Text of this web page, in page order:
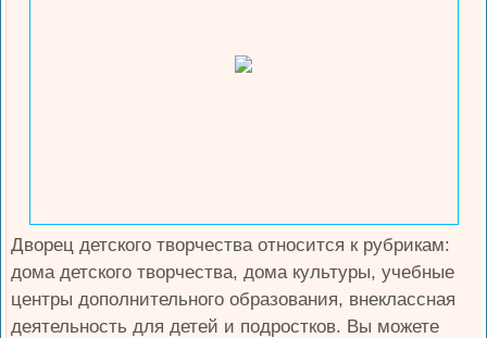
Дворец детского творчества относится к рубрикам:
дома детского творчества, дома культуры, учебные
центры дополнительного образования, внеклассная
деятельность для детей и подростков. Вы можете